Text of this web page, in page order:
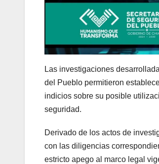
Las investigaciones
del Pueblo permitieron
indicios sobre su posible
seguridad.
Derivado de los actos de
con las diligencias
estricto apego al marco legal